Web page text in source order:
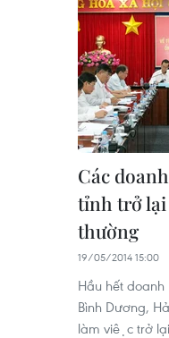
Các
tỉnh trở lại
thường
19/05/2014 15:00
Hầu hết doanh
Bình Dương,
làm việc trở